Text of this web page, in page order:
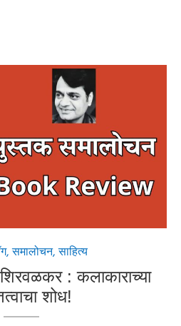
,समालोचन,साहित्य
: कलाकाराच्या
शोध!